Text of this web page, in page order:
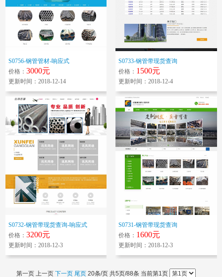
S0756-钢管管材-响应式
价格： 3000元
更新时间：2018-12-14
S0733-钢管带现货查询
价格： 1500元
更新时间：2018-12-4
S0732-钢管带现货查询-响应式
价格： 3200元
更新时间：2018-12-3
S0731-钢管带现货查询
价格： 1600元
更新时间：2018-12-3
第一页 上一页 下一页 尾页 20条/页 共5页/88条 当前第1页